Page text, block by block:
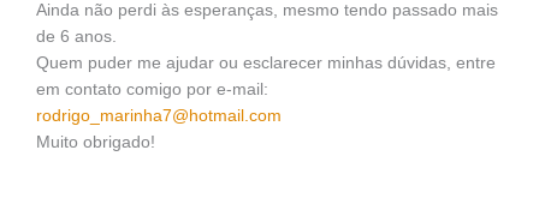
Ainda não perdi às esperanças, mesmo tendo passado mais
de 6 anos.
Quem puder me ajudar ou esclarecer minhas dúvidas, entre
em contato comigo por e-mail:
rodrigo_marinha7@hotmail.com
Muito obrigado!